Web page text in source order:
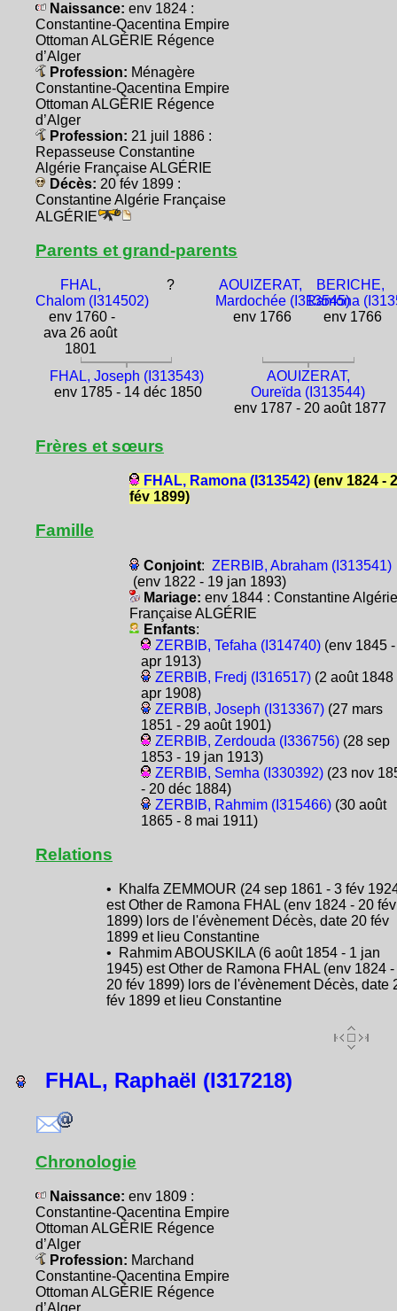
Naissance: env 1824 :
Constantine-Qacentina Empire
Ottoman ALGÉRIE Régence
d’Alger
Profession: Ménagère
Constantine-Qacentina Empire
Ottoman ALGÉRIE Régence
d’Alger
Profession: 21 juil 1886 :
Repasseuse Constantine
Algérie Française ALGÉRIE
Décès: 20 fév 1899 :
Constantine Algérie Française
ALGÉRIE
Parents et grand-parents
FHAL,
Chalom (I314502)
env 1760 -
ava 26 août
1801
?
AOUIZERAT,
Mardochée (I313545)
env 1766
BERICHE,
Ramona
env 1766
FHAL, Joseph (I313543)
env 1785 - 14 déc 1850
AOUIZERAT,
Oureïda (I313544)
env 1787 - 20 août 1877
Frères et sœurs
FHAL, Ramona (I313542)(env 1824 -
fév 1899)
Famille
Conjoint: ZERBIB, Abraham (I313541)
(env 1822 - 19 jan 1893)
Mariage: env 1844 : Constantine Algérie
Française ALGÉRIE
Enfants:
ZERBIB, Tefaha (I314740)(env 1845 -
apr 1913)
ZERBIB, Fredj (I316517)(2 août 1848
apr 1908)
ZERBIB, Joseph (I313367)(27 mars
1851 - 29 août 1901)
ZERBIB, Zerdouda (I336756)(28 sep
1853 - 19 jan 1913)
ZERBIB, Semha (I330392)(23 nov
- 20 déc 1884)
ZERBIB, Rahmim (I315466)(30 août
1865 - 8 mai 1911)
Relations
• Khalfa ZEMMOUR (24 sep 1861 - 3 fév
est Other de Ramona FHAL (env 1824 - 20 fév
1899) lors de l'évènement Décès, date 20 fév
1899 et lieu Constantine
• Rahmim ABOUSKILA (6 août 1854 - 1 jan
1945) est Other de Ramona FHAL (env 1824 -
20 fév 1899) lors de l'évènement Décès, date
fév 1899 et lieu Constantine
FHAL, Raphaël (I317218)
Chronologie
Naissance: env 1809 :
Constantine-Qacentina Empire
Ottoman ALGÉRIE Régence
d’Alger
Profession: Marchand
Constantine-Qacentina Empire
Ottoman ALGÉRIE Régence
d’Alger